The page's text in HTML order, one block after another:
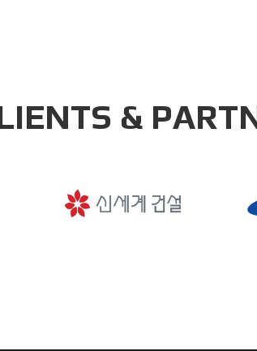
&